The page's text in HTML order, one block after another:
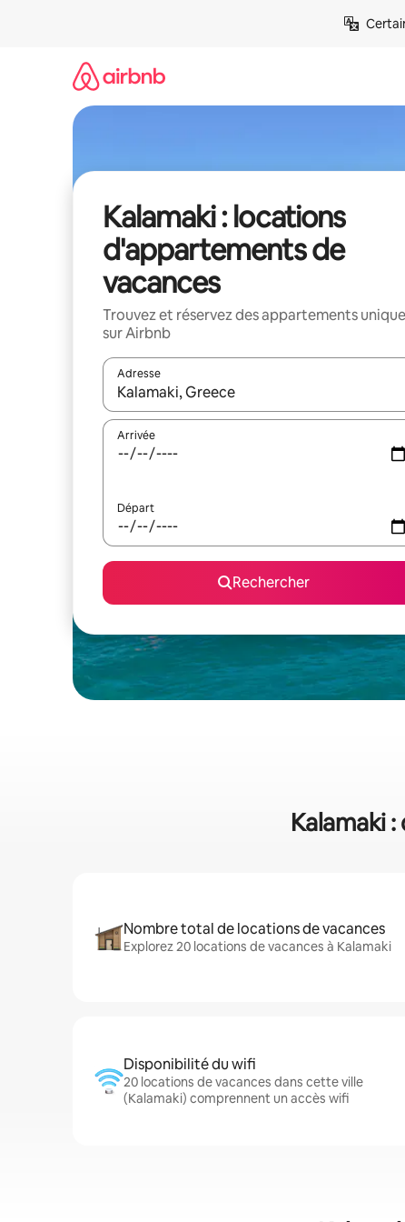
Kalamaki : locations
d'appartements de
vacances
Trouvez et réservez des appartements
sur Airbnb
Adresse
Lorsque les résultats s'affichent, utilisez les
Arrivée
Départ
Rechercher
Kalamaki
Nombre total de locations de vacances
Explorez 20 locations de vacances à Kalamaki
Disponibilité du wifi
20 locations de vacances dans cette ville
(Kalamaki) comprennent un accès wifi